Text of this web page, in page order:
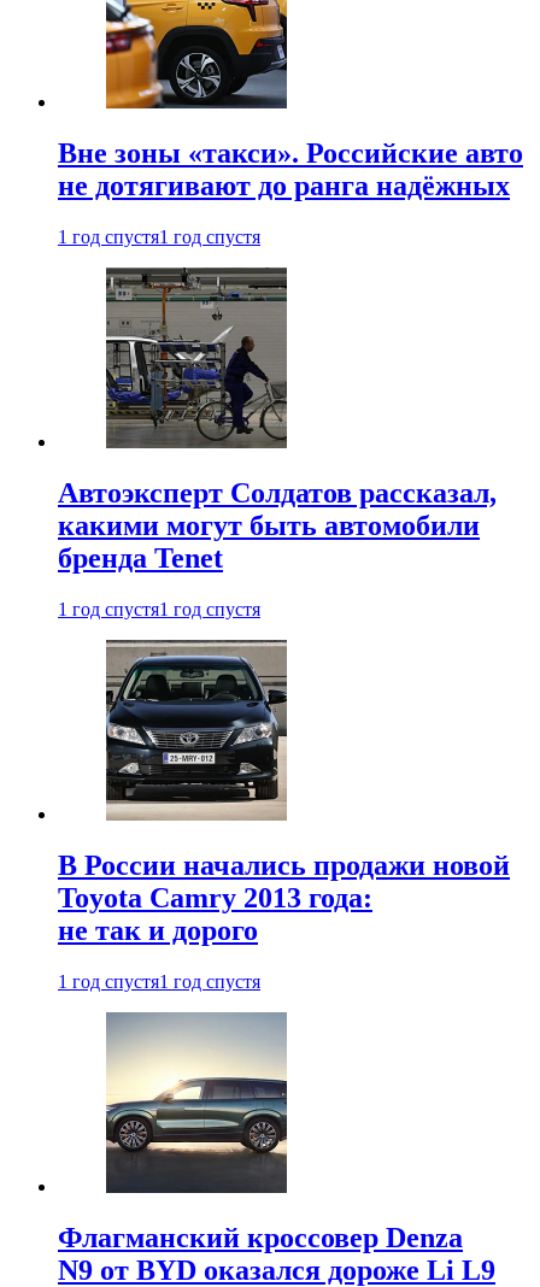
Вне зоны «такси». Российские авто
не дотягивают до ранга надёжных
1 год спустя1 год спустя
Автоэксперт Солдатов рассказал,
какими могут быть автомобили
бренда Tenet
1 год спустя1 год спустя
В России начались продажи новой
Toyota Camry 2013 года:
не так и дорого
1 год спустя1 год спустя
Флагманский кроссовер Denza
N9 от BYD оказался дороже Li L9